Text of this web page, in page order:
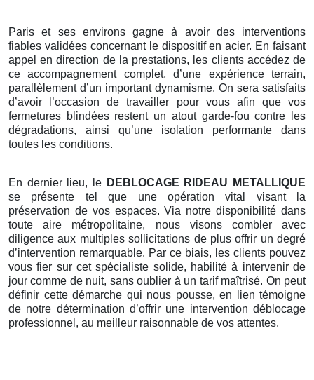
Paris et ses environs gagne à avoir des interventions
fiables validées concernant le dispositif en acier. En faisant
appel en direction de la prestations, les clients accédez de
ce accompagnement complet, d’une expérience terrain,
parallèlement d’un important dynamisme. On sera satisfaits
d’avoir l’occasion de travailler pour vous afin que vos
fermetures blindées restent un atout garde-fou contre les
dégradations, ainsi qu’une isolation performante dans
toutes les conditions.
En dernier lieu, le DEBLOCAGE RIDEAU METALLIQUE
se présente tel que une opération vital visant la
préservation de vos espaces. Via notre disponibilité dans
toute aire métropolitaine, nous visons combler avec
diligence aux multiples sollicitations de plus offrir un degré
d’intervention remarquable. Par ce biais, les clients pouvez
vous fier sur cet spécialiste solide, habilité à intervenir de
jour comme de nuit, sans oublier à un tarif maîtrisé. On peut
définir cette démarche qui nous pousse, en lien témoigne
de notre détermination d’offrir une intervention déblocage
professionnel, au meilleur raisonnable de vos attentes.